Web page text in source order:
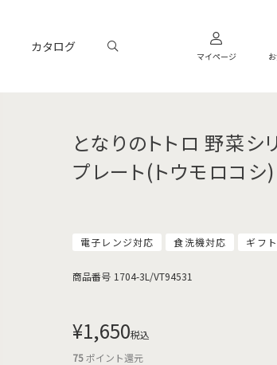
カタログ
マイページ
となりのトトロ 野菜
プレート(トウモロコシ)
電子レンジ対応 食洗機対応 ギフ
商品番号 1704-3L/VT94531
¥1,650税込
75ポイント還元